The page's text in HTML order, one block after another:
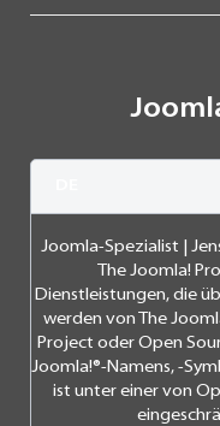
Joomla-Spezialist |
The Joomla!
Dienstleistungen, die
werden von The
Project oder Open
Joomla!®-Namens, -
ist unter einer von